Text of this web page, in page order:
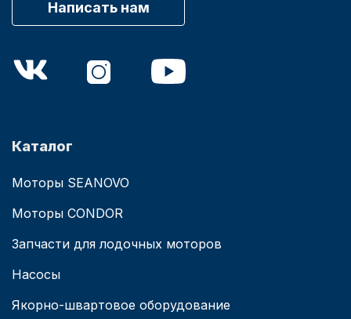
Написать нам
Каталог
Моторы SEANOVO
Моторы CONDOR
Запчасти для лодочных моторов
Насосы
Якорно-швартовое оборудование